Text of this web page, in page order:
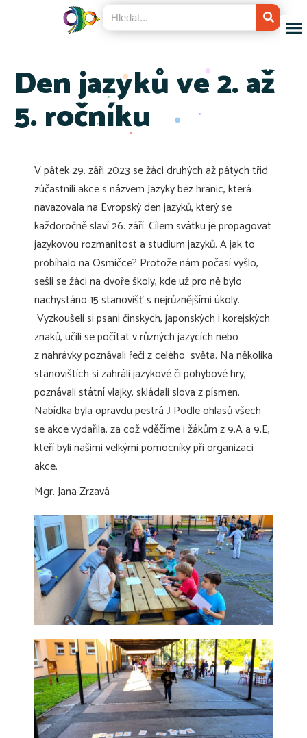
Den jazyků ve 2. až
5. ročníku
V pátek 29. září 2023 se žáci druhých až pátých tříd
zúčastnili akce s názvem Jazyky bez hranic, která
navazovala na Evropský den jazyků, který se
každoročně slaví 26. září. Cílem svátku je propagovat
jazykovou rozmanitost a studium jazyků. A jak to
probíhalo na Osmičce? Protože nám počasí vyšlo,
sešli se žáci na dvoře školy, kde už pro ně bylo
nachystáno 15 stanovišť s nejrůznějšími úkoly.
Vyzkoušeli si psaní čínských, japonských i korejských
znaků, učili se počítat v různých jazycích nebo
z nahrávky poznávali řeči z celého světa. Na několika
stanovištích si zahráli jazykové či pohybové hry,
poznávali státní vlajky, skládali slova z písmen.
Nabídka byla opravdu pestrá J Podle ohlasů všech
se akce vydařila, za což vděčíme i žákům z 9.A a 9.E,
kteří byli našimi velkými pomocníky při organizaci
akce.
Mgr. Jana Zrzavá